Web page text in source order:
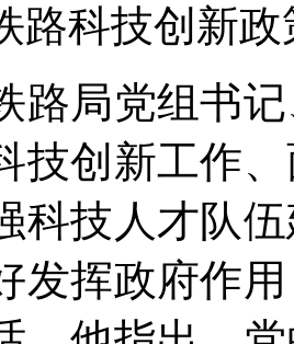
路科技创新
局党组书记
技创新工作
科技人才队
发挥政府作